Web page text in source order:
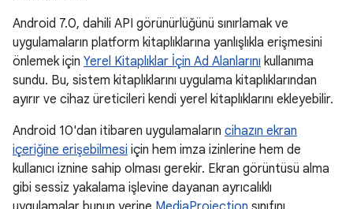
Android 7.0, dahili API görünürlüğünü sınırlamak ve
uygulamaların platform kitaplıklarına yanlışlıkla erişmesini
önlemek için Yerel Kitaplıklar İçin Ad Alanlarını kullanıma
sundu. Bu, sistem kitaplıklarını uygulama kitaplıklarından
ayırır ve cihaz üreticileri kendi yerel kitaplıklarını ekleyebilir.
Android 10'dan itibaren uygulamaların cihazın ekran
içeriğine erişebilmesi için hem imza izinlerine hem de
kullanıcı iznine sahip olması gerekir. Ekran görüntüsü alma
gibi sessiz yakalama işlevine dayanan ayrıcalıklı